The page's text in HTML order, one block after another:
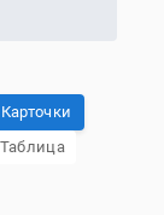
Карточки
Таблица